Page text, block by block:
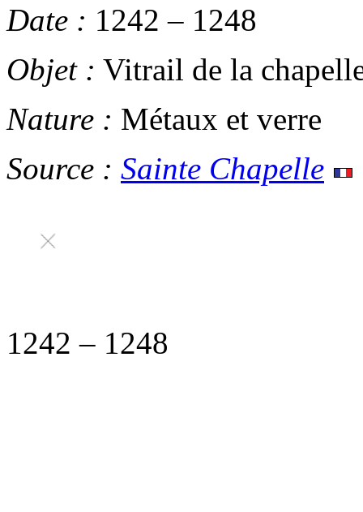
Date : 1242– 1248
Objet : Vitrail de la
Nature : Métaux et verre
Source : Sainte Chapelle
1242– 1248